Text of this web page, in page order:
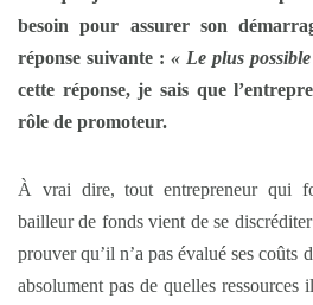
besoin pour assurer son
réponse suivante : « Le plus possible
cette réponse, je sais que
rôle de promoteur.
À vrai dire, tout entrepreneur qui
bailleur de fonds vient de se
prouver qu’il n’a pas évalué ses coûts
absolument pas de quelles ressources